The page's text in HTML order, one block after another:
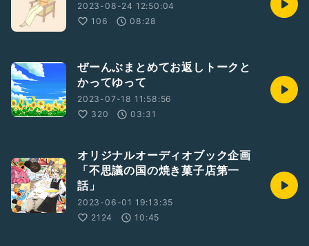
2023-08-24 12:50:04
106
08:28
ぜーんぶまとめてお返しトークと
かってゆって
2023-07-18 11:58:56
320
03:31
オリジナルオーディオブック企画
「不思議の国の焼き菓子店第一
話」
2023-06-01 19:13:35
2124
10:45